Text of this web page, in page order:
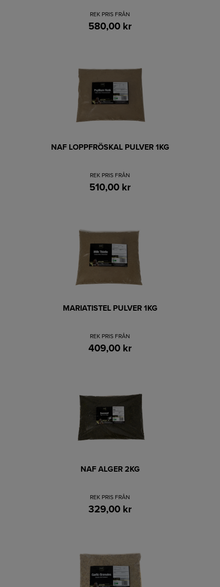
REK PRIS FRÅN
580,00 kr
NAF LOPPFRÖSKAL PULVER 1KG
REK PRIS FRÅN
510,00 kr
MARIATISTEL PULVER 1KG
REK PRIS FRÅN
409,00 kr
NAF ALGER 2KG
REK PRIS FRÅN
329,00 kr